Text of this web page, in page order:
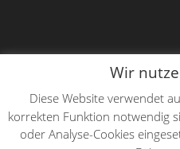
Wir
Diese Website verwendet
korrekten Funktion notwendig
oder Analyse-Cookies